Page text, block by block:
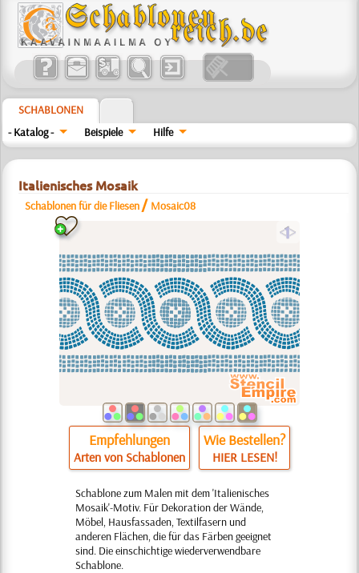
SCHABLONEN
- Katalog -
Beispiele Hilfe
Italienisches Mosaik
Schablonen für die Fliesen / Mosaic08
a
Empfehlungen
Arten von Schablonen
Wie Bestellen?
HIER LESEN!
Schablone zum Malen mit dem 'Italienisches
Mosaik'-Motiv. Für Dekoration der Wände,
Möbel, Hausfassaden, Textilfasern und
anderen Flächen, die für das Färben geeignet
sind. Die einschichtige wiederverwendbare
Schablone.